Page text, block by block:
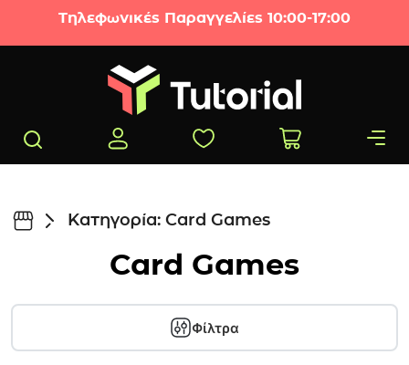
Μετάβαση στο περιεχόμενο
Τηλεφωνικές Παραγγελίες 10:00-17:00
Κατηγορία: Card Games
Card Games
Φίλτρα